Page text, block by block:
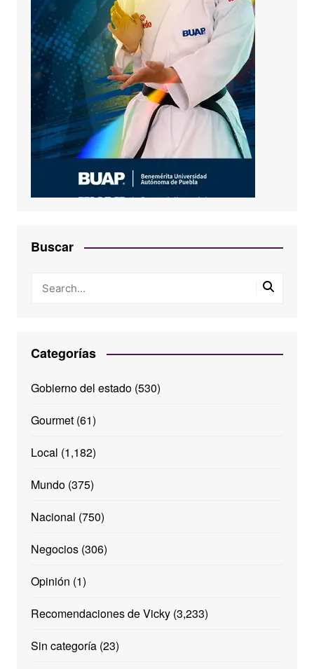
Buscar
Categorías
Gobierno del estado(530)
Gourmet(61)
Local (1,182)
Mundo(375)
Nacional (750)
Negocios(306)
Opinión (1)
Recomendaciones de Vicky(3,233)
Sin categoría(23)